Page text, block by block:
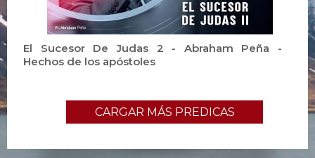
El Sucesor De Judas 2 - Abraham Peña -
Hechos de los apóstoles
CARGAR MÁS PREDICAS